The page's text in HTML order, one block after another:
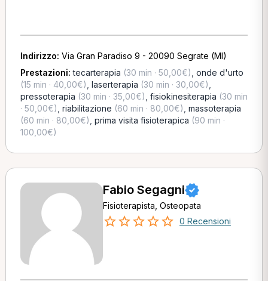
Indirizzo: Via Gran Paradiso 9 - 20090 Segrate (MI)
Prestazioni:tecarterapia (30 min · 50,00€) onde d'urto
(15 min · 40,00€) laserterapia (30 min · 30,00€)
pressoterapia (30 min · 35,00€) fisiokinesiterapia (30 min
· 50,00€) riabilitazione (60 min · 80,00€) massoterapia
(60 min · 80,00€) prima visita fisioterapica (90 min ·
100,00€)
Fabio Segagni
Fisioterapista, Osteopata
0 Recensioni